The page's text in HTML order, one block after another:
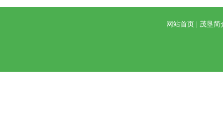
网站首页 茂垦简